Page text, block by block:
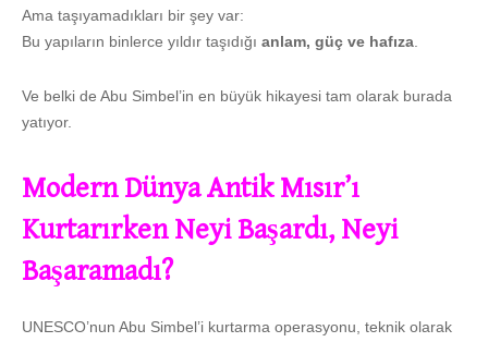
Ama taşıyamadıkları bir şey var:
Bu yapıların binlerce yıldır taşıdığı anlam, güç ve hafıza
Ve belki de Abu Simbel’in en büyük hikayesi tam olarak burada
yatıyor.
Modern Dünya Antik Mısır’ı
Kurtarırken Neyi Başardı, Neyi
Başaramadı?
UNESCO’nun Abu Simbel’i kurtarma operasyonu, teknik olarak